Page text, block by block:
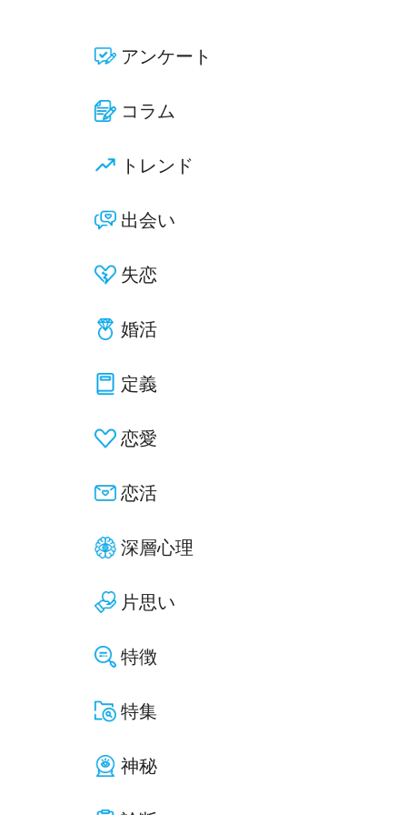
アンケート
コラム
トレンド
出会い
失恋
婚活
定義
恋愛
恋活
深層心理
片思い
特徴
特集
神秘